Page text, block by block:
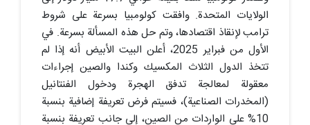
الولايات المتحدة. وافقت كولومبيا بسرعة على شروط
ترامب لإنقاذ اقتصادها، وتم حل هذه المسألة بسرعة. في
الأول من فبراير 2025، أعلن البيت الأبيض أنه إذا لم
تتخذ الدول الثلاث المكسيك وكندا والصين إجراءات
معقولة لمعالجة تدفق الهجرة ودخول الفنتانيل
(المخدرات الصناعية)، فسيتم فرض تعريفة إضافية بنسبة
10% على الواردات من الصين، إلى جانب تعريفة بنسبة